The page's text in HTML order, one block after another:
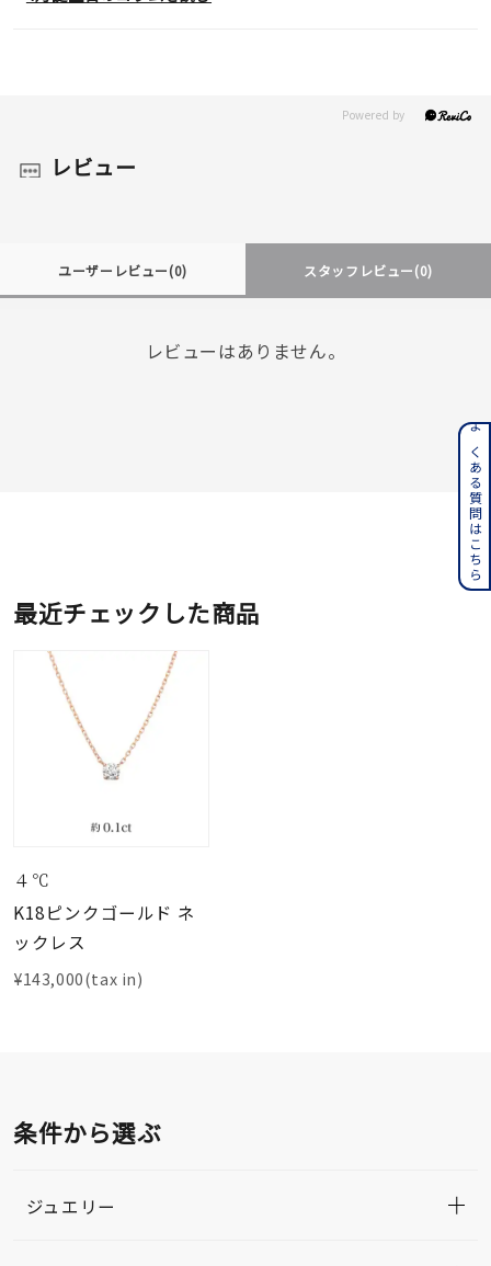
レビュー
ユーザーレビュー(0) スタッフレビュー(0)
レビューはありません。
最近チェックした商品
４℃
K18ピンクゴールド ネ
ックレス
¥143,000(tax in)
条件から選ぶ
ジュエリー
よくある質問はこちら